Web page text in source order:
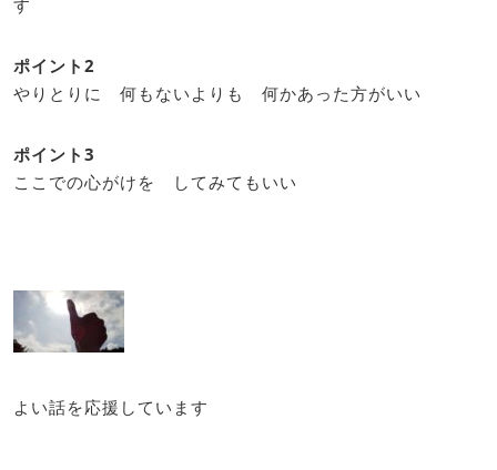
す
ポイント2
やりとりに 何もないよりも 何かあった方がいい
ポイント3
ここでの心がけを してみてもいい
よい話を応援しています